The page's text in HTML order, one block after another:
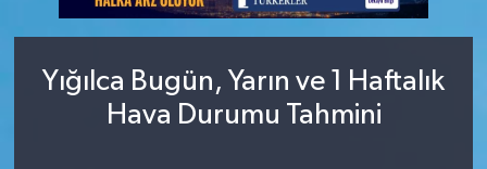
Yığılca Bugün, Yarın ve 1 Haftalık
Hava Durumu Tahmini
KRİPTO
OTOMOTİV
PİYASALAR
Tüm Manşetler
Son Dakika Haberleri
Haber Arşivi